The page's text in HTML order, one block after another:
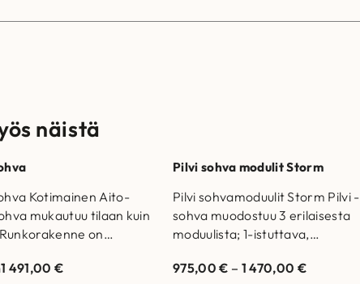
näistä
Kotimainen Aito-
mukautuu tilaan kuin
on
HR50-
1 491,00€
Pilvi sohva modulit Storm
Pilvi sohvamoduulit Storm Pilvi -
sohva muodostuu 3 erilaisesta
moduulista; 1-istuttava,
on saatavilla eri kokoisina
975,00€ – 1 470,00 €